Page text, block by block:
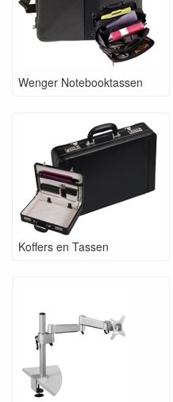
Wenger Notebooktassen
Koffers en Tassen